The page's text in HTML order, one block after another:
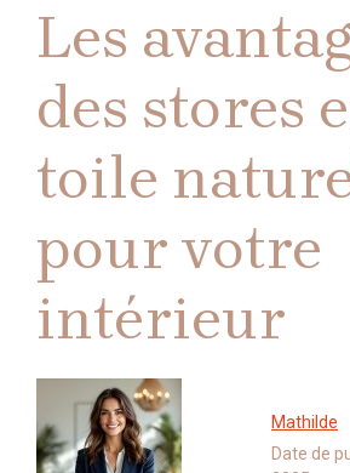
Les
des stores
toile
pour votre
intérieur
Mathilde
Date de